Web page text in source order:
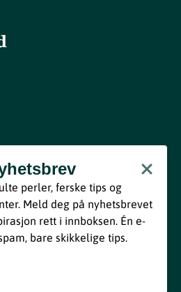
Bli med
våre vilkår i henhold til vår
perler, ferske tips og
Meld deg på nyhetsbrevet
rett i innboksen. Én e-
bare skikkelige tips.